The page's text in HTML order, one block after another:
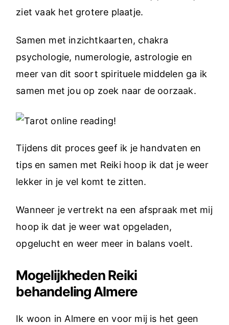
ziet vaak het grotere plaatje.
Samen met inzichtkaarten, chakra
psychologie, numerologie, astrologie en
meer van dit soort spirituele middelen ga ik
samen met jou op zoek naar de oorzaak.
Tijdens dit proces geef ik je handvaten en
tips en samen met Reiki hoop ik dat je weer
lekker in je vel komt te zitten.
Wanneer je vertrekt na een afspraak met mij
hoop ik dat je weer wat opgeladen,
opgelucht en weer meer in balans voelt.
Mogelijkheden Reiki
behandeling Almere
Ik woon in Almere en voor mij is het geen